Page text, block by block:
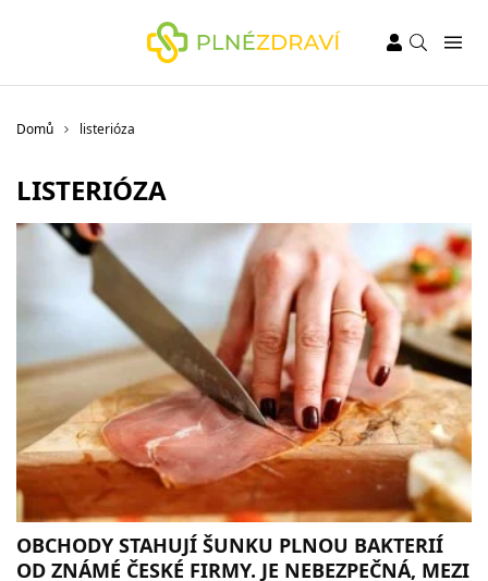
Domů listerióza
LISTERIÓZA
OBCHODY STAHUJÍ ŠUNKU PLNOU BAKTERIÍ
OD ZNÁMÉ ČESKÉ FIRMY. JE NEBEZPEČNÁ, MEZI